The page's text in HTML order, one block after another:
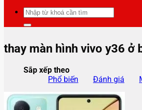
Tìm
kiếm:
thay màn hình vivo y36 ở
Sắp xếp theo
Phổ biến
Đánh giá